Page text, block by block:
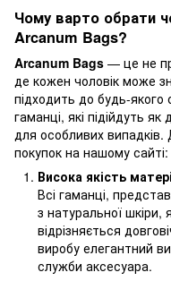
Чому варто обрати
Arcanum Bags?
Arcanum Bags — це не
де кожен чоловік може
підходить до будь-
гаманці, які підійдуть
для особливих
покупок на нашому сайті:
Висока якість
Всі гаманці,
з натуральної шкіри,
відрізняється
виробу елегантний
служби аксесуара.